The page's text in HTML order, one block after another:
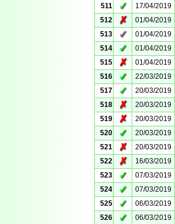
511
✓ 17/04/2019
512
✗ 01/04/2019
513
✓ 01/04/2019
514
✓ 01/04/2019
515
✗ 01/04/2019
516
✓ 22/03/2019
517
✓ 20/03/2019
518
✗ 20/03/2019
519
✗ 20/03/2019
520
✓ 20/03/2019
521
✗ 20/03/2019
522
✗ 16/03/2019
523
✓ 07/03/2019
524
✓ 07/03/2019
525
✓ 06/03/2019
526
✓ 06/03/2019